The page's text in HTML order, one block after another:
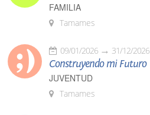
FAMILIA
Tamames
09/01/2026 31/12/2026
Construyendo mi Futuro
JUVENTUD
Tamames